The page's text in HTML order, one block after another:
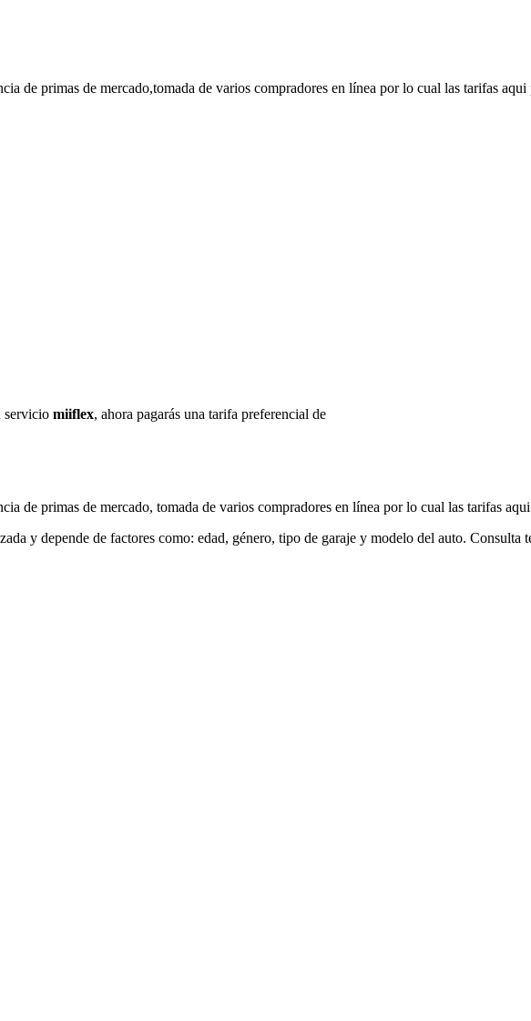
de primas de mercado,tomada de varios compradores en línea por lo cual las tarifas aqui
servicio miiflex, ahora pagarás una tarifa preferencial de
de primas de mercado, tomada de varios compradores en línea por lo cual las tarifas
y depende de factores como: edad, género, tipo de garaje y modelo del auto. Consulta